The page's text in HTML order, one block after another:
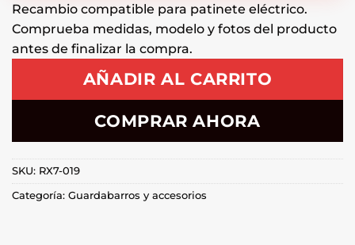
Recambio compatible para patinete eléctrico.
Comprueba medidas, modelo y fotos del producto
antes de finalizar la compra.
AÑADIR AL CARRITO
COMPRAR AHORA
SKU: RX7-019
Categoría: Guardabarros y accesorios